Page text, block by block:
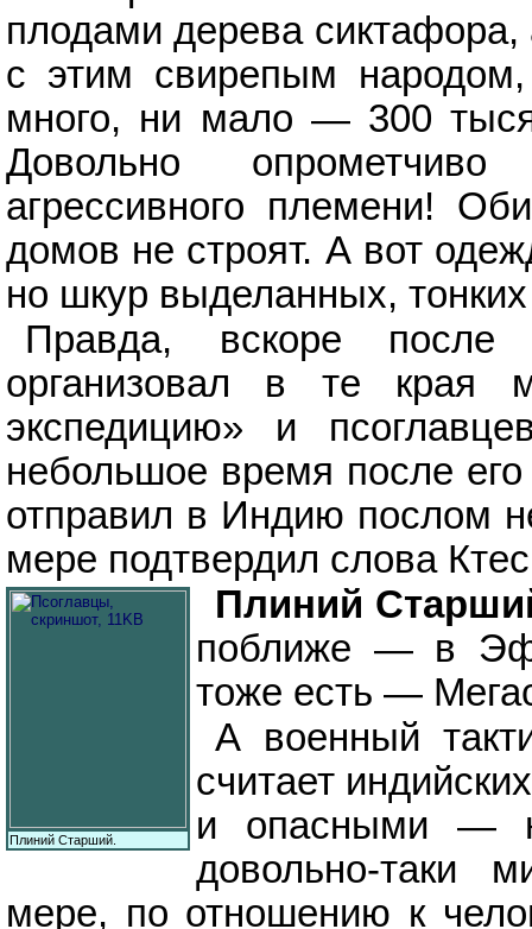
плодами дерева
с этим свирепым
много, ни мало — 300
Довольно
агрессивного племени!
домов не строят. А вот
но шкур выделанных,
Правда, вскоре после
организовал в те края
экспедицию» и
небольшое время после
отправил в Индию послом
мере подтвердил слова
Плиний Старший.
Плиний
поближе — в
тоже есть —
А военный
считает
и опасными —
довольно-таки
мере, по отношению к